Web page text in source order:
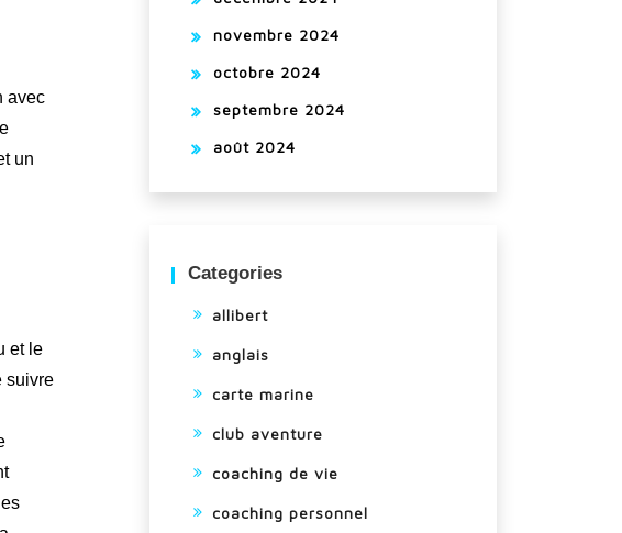
avec
un
et le
suivre
novembre 2024
octobre 2024
septembre 2024
août 2024
Categories
allibert
anglais
carte marine
club aventure
coaching de vie
coaching personnel